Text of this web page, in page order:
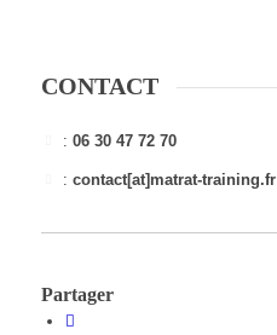
CONTACT
:06 30 47 72 70
:contact[at]matrat-training.fr
Partager